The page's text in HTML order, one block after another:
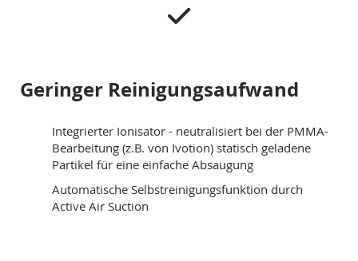
Geringer Reinigungsaufwand
Integrierter Ionisator - neutralisiert bei der PMMA-
Bearbeitung (z.B. von Ivotion) statisch geladene
Partikel für eine einfache Absaugung
Automatische Selbstreinigungsfunktion durch
Active Air Suction